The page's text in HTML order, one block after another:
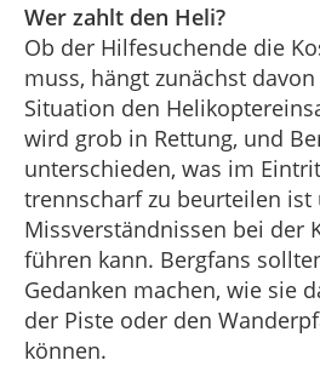
Wer zahlt den Heli?
Ob der Hilfesuchende die
muss, hängt zunächst
Situation den
wird grob in Rettung, und
unterschieden, was im
trennscharf zu beurteilen ist
Missverständnissen bei der
führen kann. Bergfans
Gedanken machen, wie sie
der Piste oder den
können.